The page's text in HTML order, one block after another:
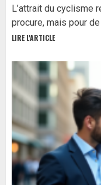
L’attrait du cyclisme
procure, mais pour
LIRE L'ARTICLE